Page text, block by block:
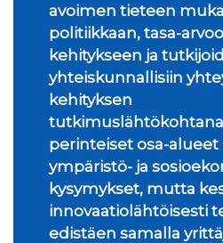
avoimen tieteen
politiikkaan, tasa-
kehitykseen ja
yhteiskunnallisiin
kehityksen
perinteiset osa-
ympäristö- ja
kysymykset, mutta
innovaatiolähtöisesti
edistäen samalla